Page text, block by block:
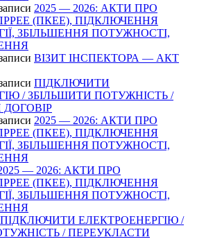
2025 — 2026: АКТИ ПРО
(ПКЕЕ), ПІДКЛЮЧЕННЯ
ЗБІЛЬШЕННЯ ПОТУЖНОСТІ,
ВІЗИТ ІНСПЕКТОРА — АКТ
ПІДКЛЮЧИТИ
/ ЗБІЛЬШИТИ ПОТУЖНІСТЬ /
2025 — 2026: АКТИ ПРО
(ПКЕЕ), ПІДКЛЮЧЕННЯ
ЗБІЛЬШЕННЯ ПОТУЖНОСТІ,
— 2026: АКТИ ПРО
(ПКЕЕ), ПІДКЛЮЧЕННЯ
ЗБІЛЬШЕННЯ ПОТУЖНОСТІ,
ПІДКЛЮЧИТИ ЕЛЕКТРОЕНЕРГІЮ /
/ ПЕРЕУКЛАСТИ